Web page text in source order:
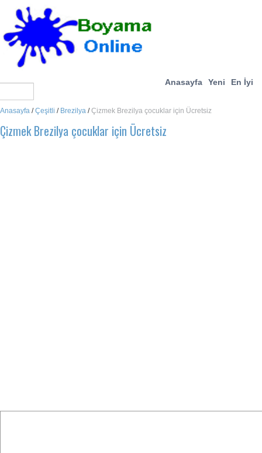
Anasayfa Yeni En İyi
Anasayfa /Çeşitli / Brezilya /Çizmek Brezilya çocuklar için Ücretsiz
Çizmek Brezilya çocuklar için Ücretsiz